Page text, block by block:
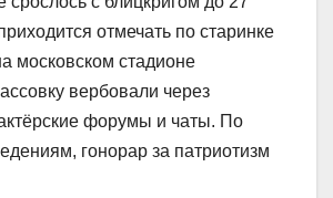
отмечать по старинке
московском стадионе
вербовали через
форумы и чаты. По
гонорар за патриотизм